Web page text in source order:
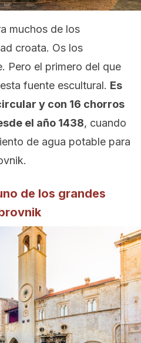
muchos de los
croata. Os los
Pero el primero del que
fuente escultural. Es
y con 16 chorros
el año 1438, cuando
de agua potable para
de los grandes